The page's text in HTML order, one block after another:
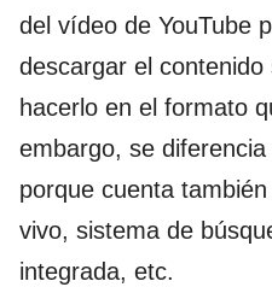
del vídeo de YouTube
descargar el
hacerlo en el formato
embargo, se
porque cuenta
vivo, sistema de
integrada, etc.